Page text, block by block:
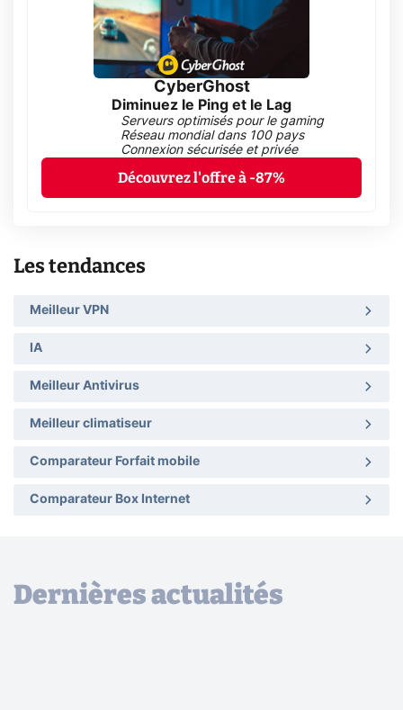
CyberGhost
Diminuez le Ping et le Lag
Serveurs optimisés pour le gaming
Réseau mondial dans 100 pays
Connexion sécurisée et privée
Découvrez l'offre à -87%
Les tendances
Meilleur VPN
IA
Meilleur Antivirus
Meilleur climatiseur
Comparateur Forfait mobile
Comparateur Box Internet
Dernières actualités